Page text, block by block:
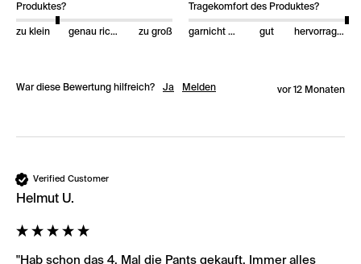
Produktes?
zu klein genau richtig zu groß
Tragekomfort des Produktes?
garnicht gut gut hervorragend
War diese Bewertung hilfreich? Ja Melden vor 12 Monaten
Verified Customer
Helmut U.
"Hab schon das 4. Mal die Pants gekauft. Immer alles